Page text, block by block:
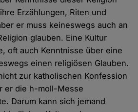
Erzählungen, Riten und
er muss keineswegs auch an
glauben. Eine Kultur
oft auch Kenntnisse über eine
einen religiösen Glauben.
zur katholischen Konfession
er die h-moll-Messe
Darum kann sich jemand